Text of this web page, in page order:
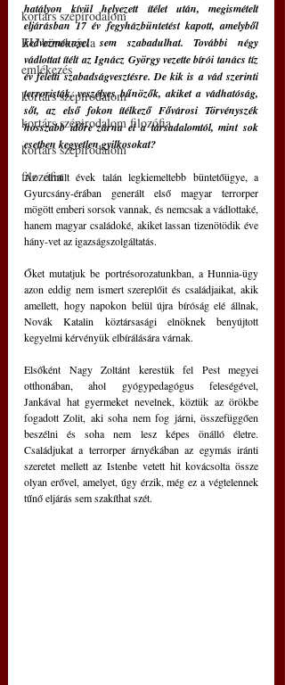
kortárs szépirodalom
EU bürokrácia
emlékezés
kortárs szépirodalom
kortárs szépirodalom filozófia
kortárs szépirodalom
filozófia
hatályon kívül helyezett ítélet után, megismételt
eljárásban 17 év fegyházbüntetést kapott, amelyből
kedvezménnyel sem szabadulhat. További négy
vádlottat ítélt az Ignácz György vezette bírói tanács tíz
év feletti szabadságvesztésre. De kik is a vád szerinti
terroristák, veszélyes bűnözők, akiket a vádhatóság,
sőt, az első fokon ítélkező Fővárosi Törvényszék
hosszabb időre zárna el a társadalomtól, mint sok
esetben kegyetlen gyilkosokat?
Az elmúlt évek talán legkiemeltebb büntetőügye, a
Gyurcsány-érában generált első magyar terrorper
mögött emberi sorsok vannak, és nemcsak a vádlottaké,
hanem magyar családoké, akiket lassan tizenötödik éve
hány-vet az igazságszolgáltatás.
Őket mutatjuk be portrésorozatunkban, a Hunnia-ügy
azon eddig nem ismert szereplőit és családjaikat, akik
amellett, hogy napokon belül újra bíróság elé állnak,
Novák Katalin köztársasági elnöknek benyújtott
kegyelmi kérvényük elbírálására várnak.
Elsőként Nagy Zoltánt kerestük fel Pest megyei
otthonában, ahol gyógypedagógus feleségével,
Jankával hat gyermeket nevelnek, köztük az örökbe
fogadott Zolit, aki soha nem fog járni, összefüggően
beszélni és soha nem lesz képes önálló életre.
Családjukat a terrorper árnyékában az egymás iránti
szeretet mellett az Istenbe vetett hit kovácsolta össze
olyan erővel, amelyet, úgy érzik, még ez a végtelennek
tűnő eljárás sem szakíthat szét.